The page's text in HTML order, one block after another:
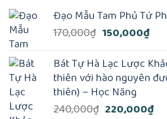
Đạo Mẫu Tam Phủ Tứ
170,000₫ Giá
là:
170,000₫.
150,000₫Giá
tại
là:
Bát Tự Hà Lạc Lược
thiên với hào nguyên
thiên) – Học Năng
240,000₫ Giá
220,000₫Giá